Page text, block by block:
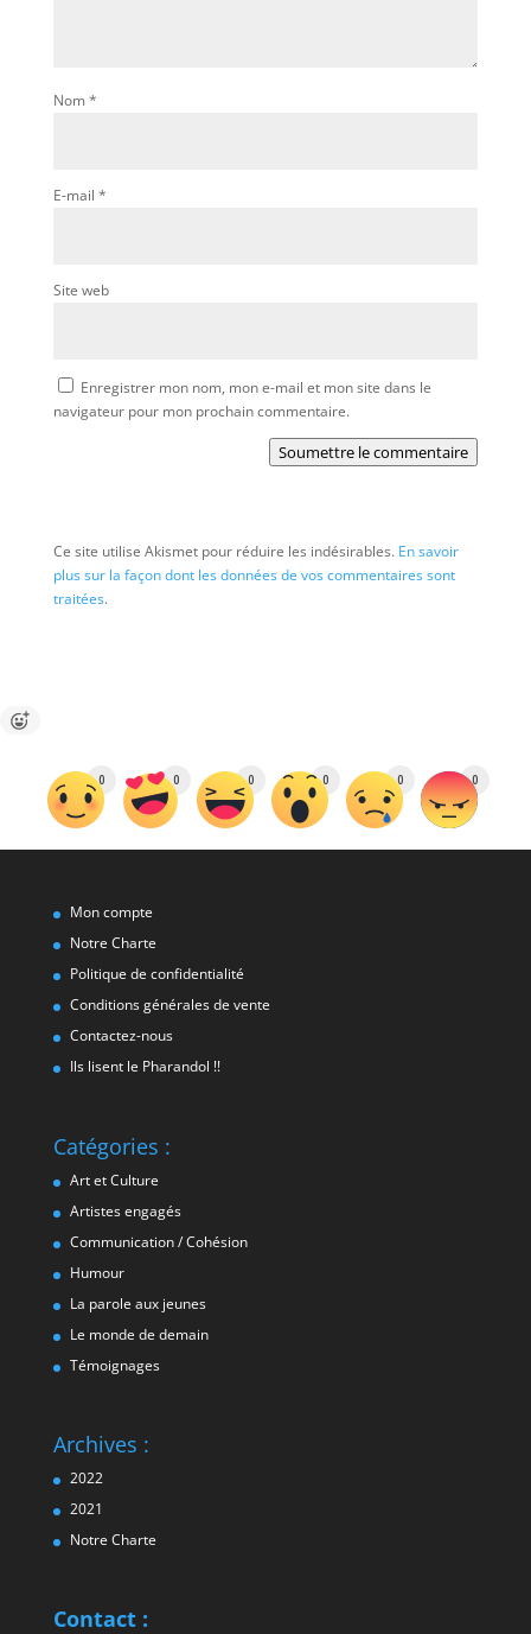
Nom *
E-mail *
Site web
Enregistrer mon nom, mon e-mail et mon site dans le
navigateur pour mon prochain commentaire.
Soumettre le commentaire
Ce site utilise Akismet pour réduire les indésirables. En savoir
plus sur la façon dont les données de vos commentaires sont
traitées.
0 0 0 0 0 0
Mon compte
Notre Charte
Politique de confidentialité
Conditions générales de vente
Contactez-nous
Ils lisent le Pharandol !!
Catégories :
Art et Culture
Artistes engagés
Communication / Cohésion
Humour
La parole aux jeunes
Le monde de demain
Témoignages
Archives :
2022
2021
Notre Charte
Contact :